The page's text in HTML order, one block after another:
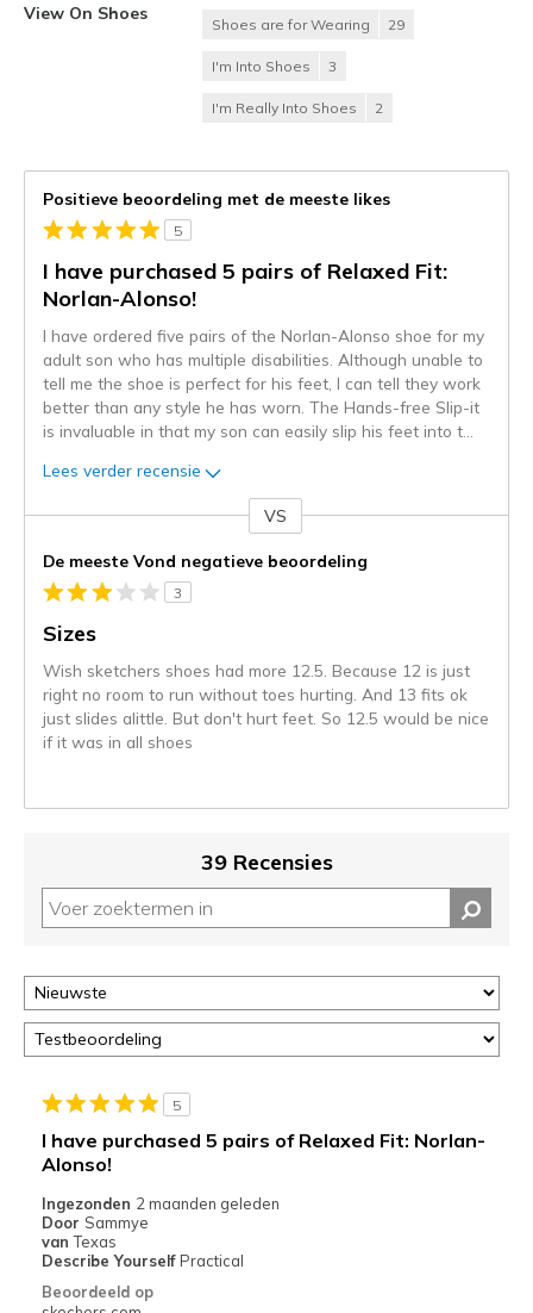
View On Shoes
Shoes are for Wearing 29
I'm Into Shoes 3
I'm Really Into Shoes 2
Positieve beoordeling met de meeste likes
5
I have purchased 5 pairs of Relaxed Fit:
Norlan-Alonso!
I have ordered five pairs of the Norlan-Alonso shoe for my
adult son who has multiple disabilities. Although unable to
tell me the shoe is perfect for his feet, I can tell they work
better than any style he has worn. The Hands-free Slip-it
is invaluable in that my son can easily slip his feet into t
Lees verder recensie
content
wordt
momenteel
gemigreerd
niejee
page_id.
de
migratie
controleren
deze
page
of
door
href="javascript:location.href=location.pathname;">hier</a>
page
met
de
migratiegeschiedenis
van
page_id
VS
De meeste Vond negatieve beoordeling
3
Sizes
Wish sketchers shoes had more 12.5. Because 12 is just
right no room to run without toes hurting. And 13 fits ok
just slides alittle. But don't hurt feet. So 12.5 would be nice
if it was in all shoes
39 Recensies
5
I have purchased 5 pairs of Relaxed Fit: Norlan-
Alonso!
Ingezonden 2 maanden geleden
Door Sammye
van Texas
Describe Yourself Practical
Beoordeeld op